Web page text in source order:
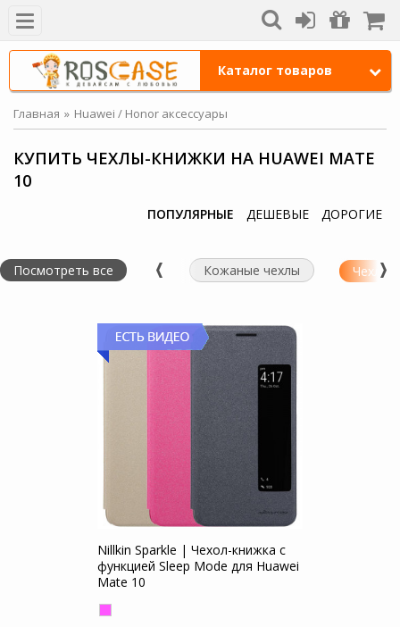
Каталог товаров
Главная Huawei / Honor аксессуары
КУПИТЬ ЧЕХЛЫ-КНИЖКИ НА HUAWEI MATE
10
ПОПУЛЯРНЫЕ ДЕШЕВЫЕ ДОРОГИЕ
Посмотреть все Кожаные чехлы Чехлы-
Nillkin Sparkle | Чехол-книжка с
функцией Sleep Mode для Huawei
Mate 10